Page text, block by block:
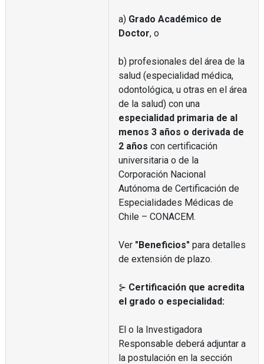
a) Grado Académico de
Doctor, o
b) profesionales del área de la
salud (especialidad médica,
odontológica, u otras en el área
de la salud) con una
especialidad primaria de al
menos 3 años o derivada de
2 años con certificación
universitaria o de la
Corporación Nacional
Autónoma de Certificación de
Especialidades Médicas de
Chile – CONACEM.
Ver "Beneficios" para detalles
de extensión de plazo.
⊱ Certificación que acredita
el grado o especialidad:
El o la Investigadora
Responsable deberá adjuntar a
la postulación en la sección